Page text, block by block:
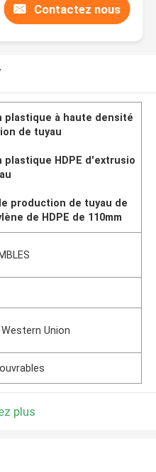
Contactez nous
plastique à haute densité
de tuyau
plastique HDPE d'extrusio
production de tuyau de
de HDPE de 110mm
Union
plus